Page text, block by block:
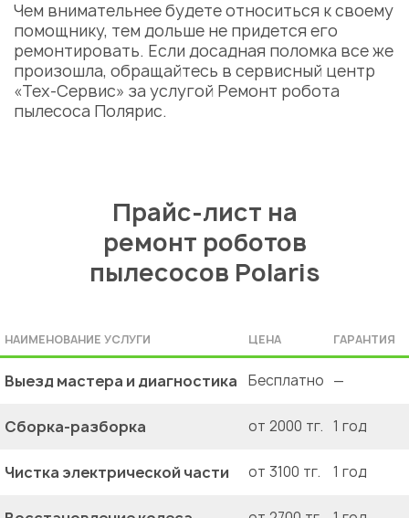
Чем внимательнее будете относиться к своему
помощнику, тем дольше не придется его
ремонтировать. Если досадная поломка все же
произошла, обращайтесь в сервисный центр
«Тех-Сервис» за услугой Ремонт робота
пылесоса Полярис.
Прайс-лист на
ремонт роботов
пылесосов Polaris
НАИМЕНОВАНИЕ УСЛУГИ ЦЕНА ГАРАНТИЯ
Выезд мастера и диагностика Бесплатно —
Сборка-разборка от 2000 тг. 1 год
Чистка электрической части от 3100 тг. 1 год